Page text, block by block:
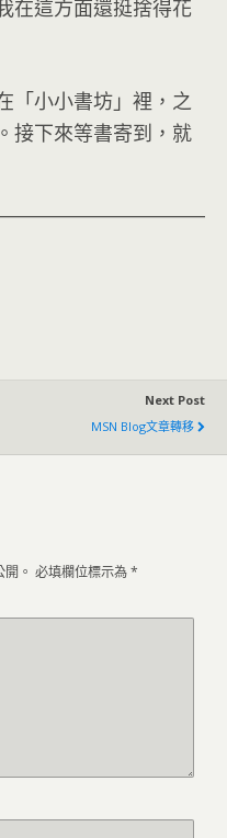
在這方面還挺捨得花
小小書坊」裡，之
接下來等書寄到，就
Next Post
MSN Blog文章轉移
。 必填欄位標示為*